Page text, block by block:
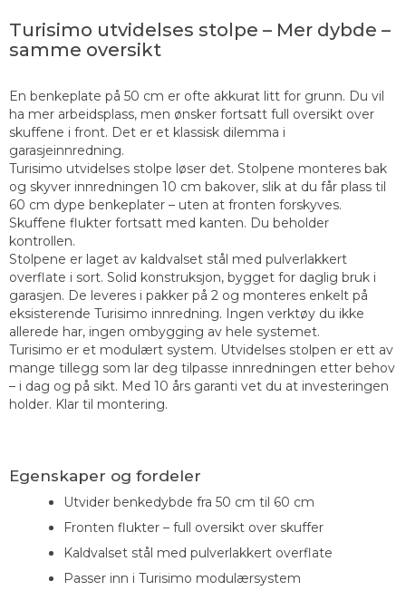
Turisimo utvidelses stolpe – Mer dybde –
samme oversikt
En benkeplate på 50 cm er ofte akkurat litt for grunn. Du vil
ha mer arbeidsplass, men ønsker fortsatt full oversikt over
skuffene i front. Det er et klassisk dilemma i
garasjeinnredning.
Turisimo utvidelses stolpe løser det. Stolpene monteres bak
og skyver innredningen 10 cm bakover, slik at du får plass til
60 cm dype benkeplater – uten at fronten forskyves.
Skuffene flukter fortsatt med kanten. Du beholder
kontrollen.
Stolpene er laget av kaldvalset stål med pulverlakkert
overflate i sort. Solid konstruksjon, bygget for daglig bruk i
garasjen. De leveres i pakker på 2 og monteres enkelt på
eksisterende Turisimo innredning. Ingen verktøy du ikke
allerede har, ingen ombygging av hele systemet.
Turisimo er et modulært system. Utvidelses stolpen er ett av
mange tillegg som lar deg tilpasse innredningen etter behov
– i dag og på sikt. Med 10 års garanti vet du at investeringen
holder. Klar til montering.
Egenskaper og fordeler
Utvider benkedybde fra 50 cm til 60 cm
Fronten flukter – full oversikt over skuffer
Kaldvalset stål med pulverlakkert overflate
Passer inn i Turisimo modulærsystem